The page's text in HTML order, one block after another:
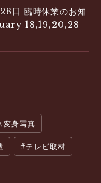
日 臨時休業のお知
18,19,20,28
変身写真
テレビ取材